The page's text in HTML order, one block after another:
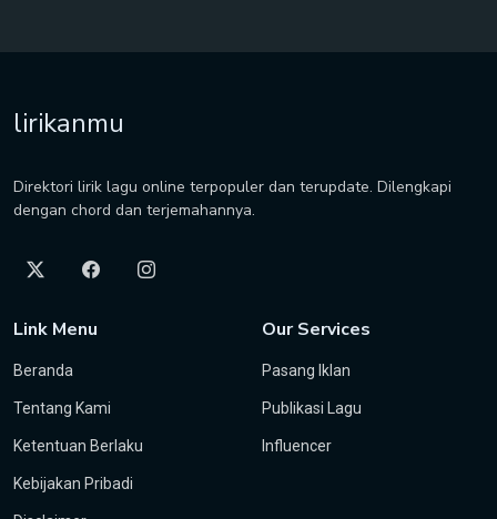
lirikanmu
Direktori lirik lagu online terpopuler dan terupdate. Dilengkapi
dengan chord dan terjemahannya.
Link Menu
Beranda
Tentang Kami
Ketentuan Berlaku
Kebijakan Pribadi
Our Services
Pasang Iklan
Publikasi Lagu
Influencer